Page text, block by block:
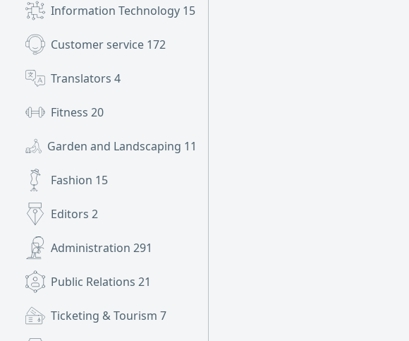
Information Technology 15
Customer service 172
Translators 4
Fitness 20
Garden and Landscaping 11
Fashion 15
Editors 2
Administration 291
Public Relations 21
Ticketing & Tourism 7